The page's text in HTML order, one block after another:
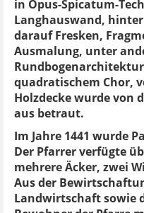
in Opus-Spicatum-
Langhauswand,
darauf Fresken,
Ausmalung, unter
quadratischem Chor,
Holzdecke wurde von
aus betraut.
Im Jahre 1441 wurde
Der Pfarrer verfügte
mehrere Äcker, zwei
Aus der
Landwirtschaft sowie